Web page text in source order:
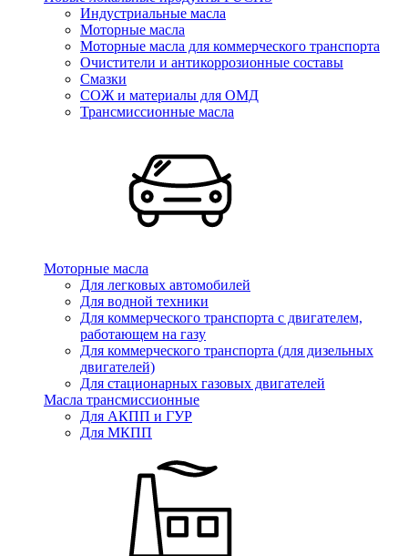
Индустриальные масла
Моторные масла
Моторные масла для коммерческого транспорта
Очистители и антикоррозионные составы
Смазки
СОЖ и материалы для ОМД
Трансмиссионные масла
Моторные масла
Для легковых автомобилей
Для водной техники
Для коммерческого транспорта с двигателем,
работающем на газу
Для коммерческого транспорта (для дизельных
двигателей)
Для стационарных газовых двигателей
Масла трансмиссионные
Для АКПП и ГУР
Для МКПП